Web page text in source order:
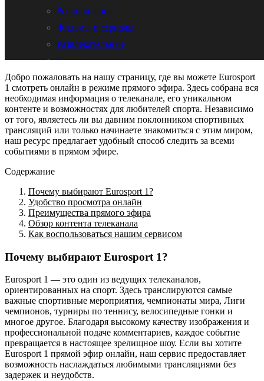
Добро пожаловать на нашу страницу, где вы можете Eurosport
1 смотреть онлайн в режиме прямого эфира. Здесь собрана вся
необходимая информация о телеканале, его уникальном
контенте и возможностях для любителей спорта. Независимо
от того, являетесь ли вы давним поклонником спортивных
трансляций или только начинаете знакомиться с этим миром,
наш ресурс предлагает удобный способ следить за всеми
событиями в прямом эфире.
Содержание
Почему выбирают Eurosport 1?
Удобство просмотра онлайн
Преимущества прямого эфира
Обзор контента телеканала
Как воспользоваться нашим сервисом
Почему выбирают Eurosport 1?
Eurosport 1 — это один из ведущих телеканалов,
ориентированных на спорт. Здесь транслируются самые
важные спортивные мероприятия, чемпионаты мира, Лиги
чемпионов, турниры по теннису, велосипедные гонки и
многое другое. Благодаря высокому качеству изображения и
профессиональной подаче комментариев, каждое событие
превращается в настоящее зрелищное шоу. Если вы хотите
Eurosport 1 прямой эфир онлайн, наш сервис предоставляет
возможность наслаждаться любимыми трансляциями без
задержек и неудобств.